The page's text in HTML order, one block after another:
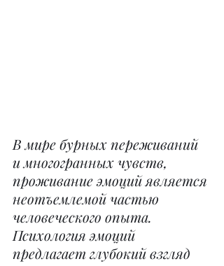
В мире бурных переживаний
и многогранных чувств,
проживание эмоций является
неотъемлемой частью
человеческого опыта.
Психология эмоций
предлагает глубокий взгляд